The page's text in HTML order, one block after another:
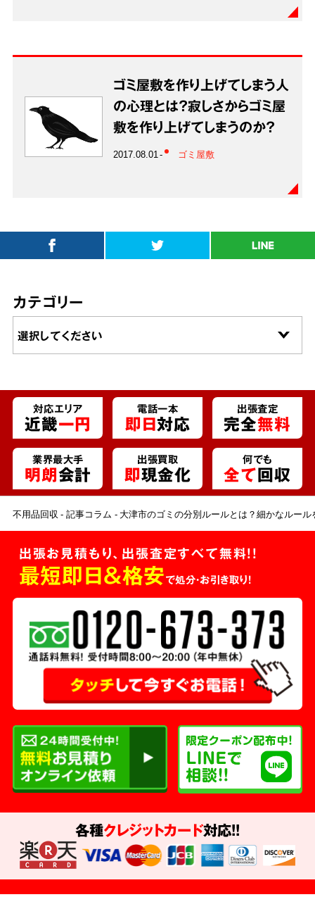
ゴミ屋敷を作り上げてしまう人
の心理とは？寂しさからゴミ屋
敷を作り上げてしまうのか？
2017.08.01 ゴミ屋敷
カテゴリー
対応エリア
近畿一円
電話一本
即日対応
出張査定
完全無料
業界最大手
明朗会計
出張買取
即現金化
何でも
全て回収
不用品回収 記事コラム 大津市のゴミの分別ルールとは？細かなルー
出張お見積もり、出張査定すべて無料!!
最短即日＆格安で処分・お引き取り！
各種クレジットカード対応!!